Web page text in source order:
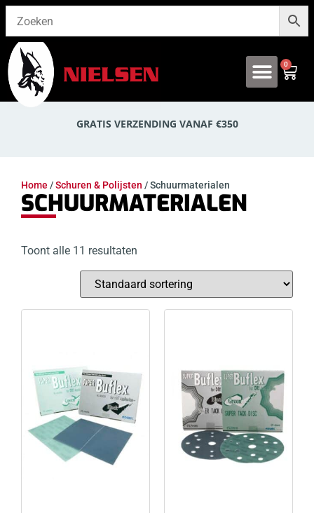
0
GRATIS VERZENDING VANAF €350
Home /Schuren & Polijsten / Schuurmaterialen
SCHUURMATERIALEN
Toont alle 11 resultaten